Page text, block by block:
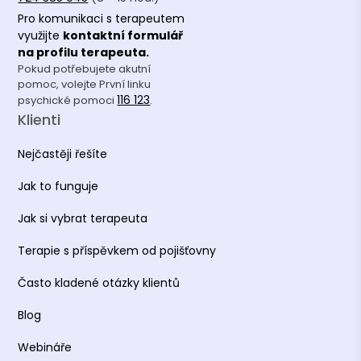
Pro komunikaci s terapeutem
využijte kontaktní formulář
na profilu terapeuta.
Pokud potřebujete akutní
pomoc, volejte První linku
psychické pomoci116 123.
Klienti
Nejčastěji řešíte
Jak to funguje
Jak si vybrat terapeuta
Terapie s příspěvkem od pojišťovny
Často kladené otázky klientů
Blog
Webináře